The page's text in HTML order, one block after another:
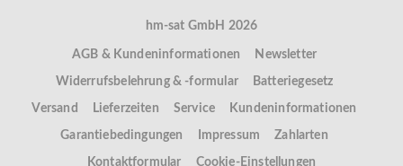
hm-sat GmbH 2026
AGB & Kundeninformationen Newsletter
Widerrufsbelehrung & -formular Batteriegesetz
Versand Lieferzeiten Service Kundeninformationen
Garantiebedingungen Impressum Zahlarten
Kontaktformular Cookie-Einstellungen